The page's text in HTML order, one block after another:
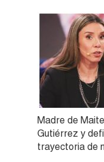
Madre de
Gutiérrez y
trayectoria de